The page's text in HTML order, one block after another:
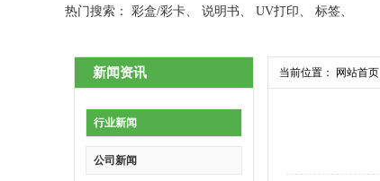
热门搜索： 彩盒/彩卡、 说明书、 UV打印、 标签、
新闻资讯
行业新闻
公司新闻
当前位置： 网站首页